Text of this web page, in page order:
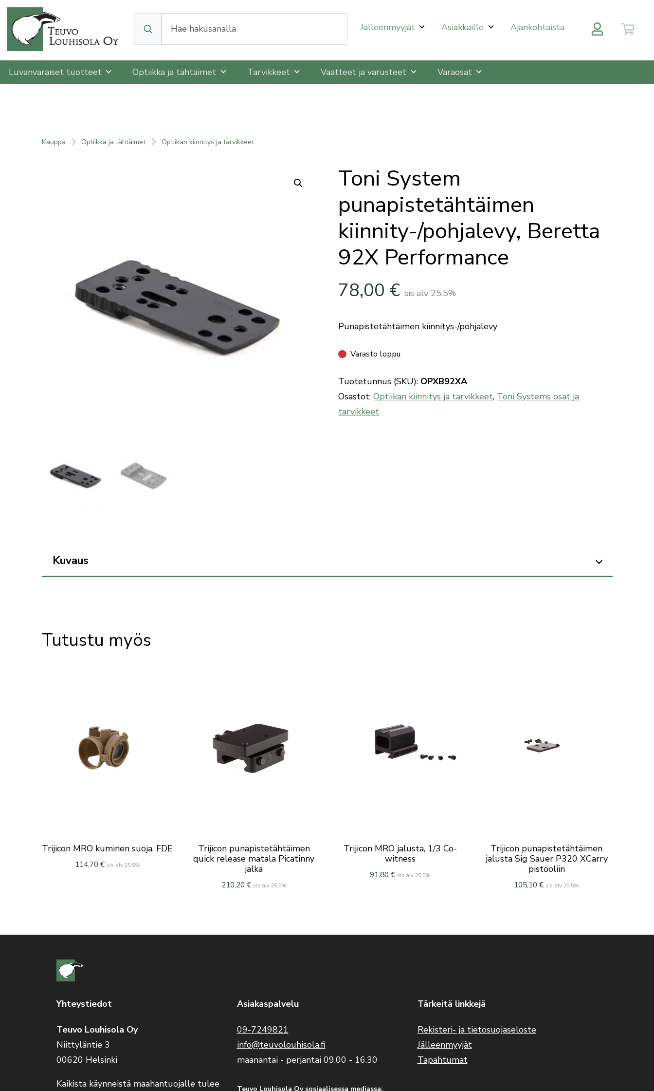
Kun tuloksia tulee, voit selata niitä nuolinäppäimillä ylös ja alas ja siirtyä halutulle sivulle enterin painalluksella.
Jälleenmyyjät Asiakkaille Ajankohtaista
Luvanvaraiset tuotteet Optiikka ja tähtäimet Tarvikkeet Vaatteet ja varusteet Varaosat
Kauppa Optiikka ja tähtäimet Optiikan kiinnitys ja tarvikkeet
Toni System
punapistetähtäimen
kiinnity-/pohjalevy, Beretta
92X Performance
78,00 € sis alv 25.5%
Punapistetähtäimen kiinnitys-/pohjalevy
Varasto loppu
Tuotetunnus (SKU): OPXB92XA
Osastot:Optiikan kiinnitys ja tarvikkeet, Toni Systems osat ja
tarvikkeet
Kuvaus
Tutustu myös
Trijicon MRO kuminen suoja, FDE
114,70 € sis alv 25.5%
Trijicon punapistetähtäimen
quick release matala Picatinny
jalka
210,20 € sis alv 25.5%
Trijicon MRO jalusta, 1/3 Co-
witness
91,80 € sis alv 25.5%
Trijicon punapistetähtäimen
jalusta Sig Sauer P320 XCarry
pistooliin
105,10€ sis alv 25.5%
Yhteystiedot
Teuvo Louhisola Oy
Niittyläntie 3
00620 Helsinki
Kaikista käynneistä maahantuojalle tulee
Asiakaspalvelu
09-7249821
info@teuvolouhisola.fi
maanantai - perjantai 09.00 - 16.30
Teuvo Louhisola Oy sosiaalisessa mediassa:
Tärkeitä linkkejä
Rekisteri- ja tietosuojaseloste
Jälleenmyyjät
Tapahtumat